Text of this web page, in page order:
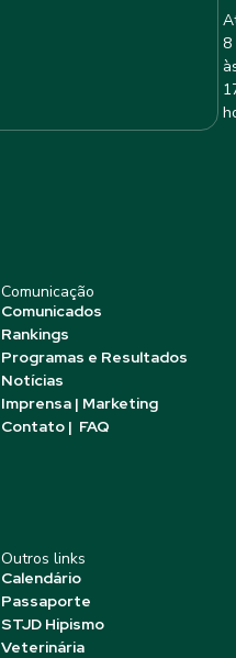
8
Comunicação
Comunicados
Rankings
Programas e Resultados
Notícias
Imprensa | Marketing
Contato | FAQ
Outros links
Calendário
Passaporte
STJD Hipismo
Veterinária